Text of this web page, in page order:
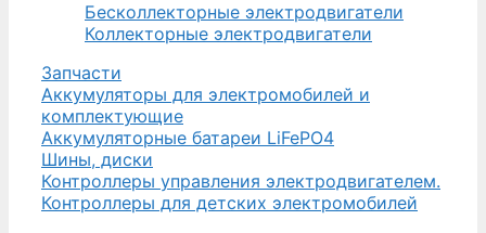
Бесколлекторные электродвигатели
Коллекторные электродвигатели
Запчасти
Аккумуляторы для электромобилей и
комплектующие
Аккумуляторные батареи LiFePO4
Шины, диски
Контроллеры управления электродвигателем.
Контроллеры для детских электромобилей